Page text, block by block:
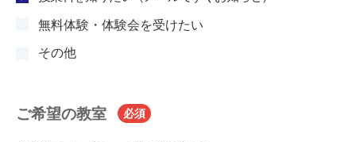
無料体験・体験会を受けたい
その他
ご希望の教室 必須